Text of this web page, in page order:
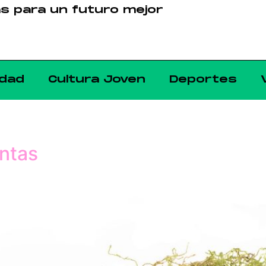
para un futuro mejor
Cultura Joven Deportes